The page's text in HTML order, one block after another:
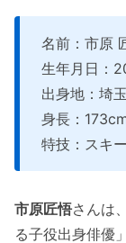
名前：市原
生年月日：
出身地：埼
身長：
特技：スキー
市原匠悟さんは
る子役出身俳優